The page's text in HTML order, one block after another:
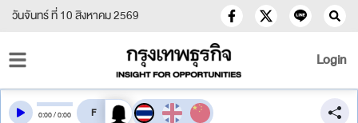
วันจันทร์ ที่ 10 สิงหาคม 2569
Login
0:00/0:00 สลับเสียงอ่าน